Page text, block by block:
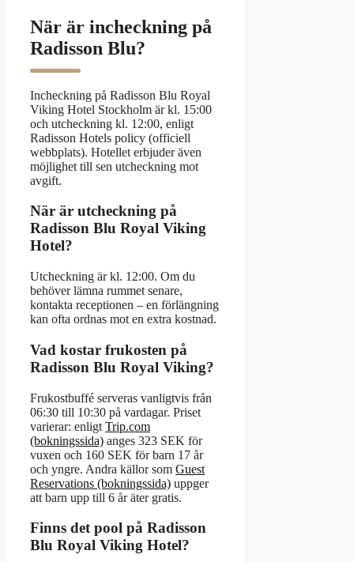
När är incheckning på
Radisson Blu?
Incheckning på Radisson Blu Royal
Viking Hotel Stockholm är kl. 15:00
och utcheckning kl. 12:00, enligt
Radisson Hotels policy (officiell
webbplats). Hotellet erbjuder även
möjlighet till sen utcheckning mot
avgift.
När är utcheckning på
Radisson Blu Royal Viking
Hotel?
Utcheckning är kl. 12:00. Om du
behöver lämna rummet senare,
kontakta receptionen – en förlängning
kan ofta ordnas mot en extra kostnad.
Vad kostar frukosten på
Radisson Blu Royal Viking?
Frukostbuffé serveras vanligtvis från
06:30 till 10:30 på vardagar. Priset
varierar: enligt Trip.com
(bokningssida) anges 323 SEK för
vuxen och 160 SEK för barn 17 år
och yngre. Andra källor som Guest
Reservations (bokningssida) uppger
att barn upp till 6 år äter gratis.
Finns det pool på Radisson
Blu Royal Viking Hotel?